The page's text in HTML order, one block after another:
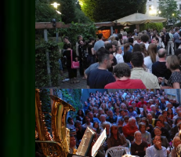
Anreise
Wetter
Kinogutschein
Konzept
Archiv
Kontakt